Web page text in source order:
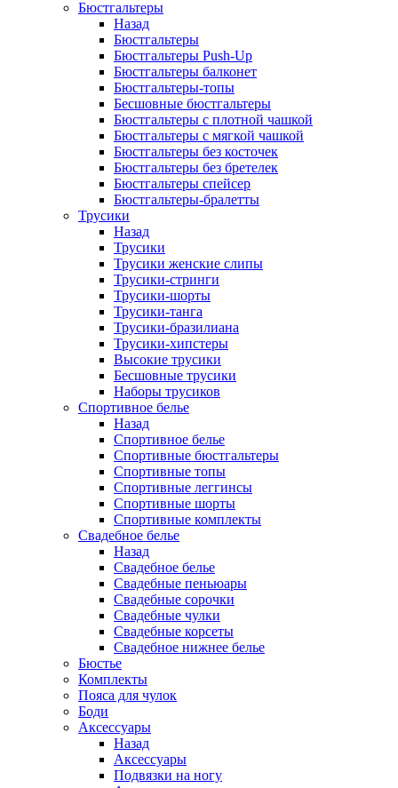
Бюстгальтеры
Назад
Бюстгальтеры
Бюстгальтеры Push-Up
Бюстгальтеры балконет
Бюстгальтеры-топы
Бесшовные бюстгальтеры
Бюстгальтеры с плотной чашкой
Бюстгальтеры с мягкой чашкой
Бюстгальтеры без косточек
Бюстгальтеры без бретелек
Бюстгальтеры спейсер
Бюстгальтеры-бралетты
Трусики
Назад
Трусики
Трусики женские слипы
Трусики-стринги
Трусики-шорты
Трусики-танга
Трусики-бразилиана
Трусики-хипстеры
Высокие трусики
Бесшовные трусики
Наборы трусиков
Спортивное белье
Назад
Спортивное белье
Спортивные бюстгальтеры
Спортивные топы
Спортивные леггинсы
Спортивные шорты
Спортивные комплекты
Свадебное белье
Назад
Свадебное белье
Свадебные пеньюары
Свадебные сорочки
Свадебные чулки
Свадебные корсеты
Свадебное нижнее белье
Бюстье
Комплекты
Пояса для чулок
Боди
Аксессуары
Назад
Аксессуары
Подвязки на ногу